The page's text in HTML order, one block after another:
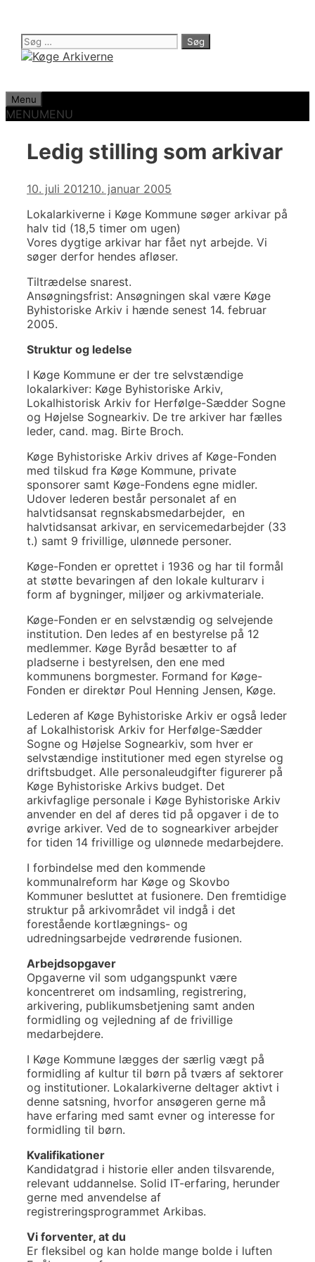
indhold
Søg
efter:
Menu
MENUMENU
Ledig stilling som arkivar
10. juli 201210. januar 2005
Lokalarkiverne i Køge Kommune søger arkivar på
halv tid (18,5 timer om ugen)
Vores dygtige arkivar har fået nyt arbejde. Vi
søger derfor hendes afløser.
Tiltrædelse snarest.
Ansøgningsfrist: Ansøgningen skal være Køge
Byhistoriske Arkiv i hænde senest 14. februar
2005.
Struktur og ledelse
I Køge Kommune er der tre selvstændige
lokalarkiver: Køge Byhistoriske Arkiv,
Lokalhistorisk Arkiv for Herfølge-Sædder Sogne
og Højelse Sognearkiv. De tre arkiver har fælles
leder, cand. mag. Birte Broch.
Køge Byhistoriske Arkiv drives af Køge-Fonden
med tilskud fra Køge Kommune, private
sponsorer samt Køge-Fondens egne midler.
Udover lederen består personalet af en
halvtidsansat regnskabsmedarbejder, en
halvtidsansat arkivar, en servicemedarbejder (33
t.) samt 9 frivillige, ulønnede personer.
Køge-Fonden er oprettet i 1936 og har til formål
at støtte bevaringen af den lokale kulturarv i
form af bygninger, miljøer og arkivmateriale.
Køge-Fonden er en selvstændig og selvejende
institution. Den ledes af en bestyrelse på 12
medlemmer. Køge Byråd besætter to af
pladserne i bestyrelsen, den ene med
kommunens borgmester. Formand for Køge-
Fonden er direktør Poul Henning Jensen, Køge.
Lederen af Køge Byhistoriske Arkiv er også leder
af Lokalhistorisk Arkiv for Herfølge-Sædder
Sogne og Højelse Sognearkiv, som hver er
selvstændige institutioner med egen styrelse og
driftsbudget. Alle personaleudgifter figurerer på
Køge Byhistoriske Arkivs budget. Det
arkivfaglige personale i Køge Byhistoriske Arkiv
anvender en del af deres tid på opgaver i de to
øvrige arkiver. Ved de to sognearkiver arbejder
for tiden 14 frivillige og ulønnede medarbejdere.
I forbindelse med den kommende
kommunalreform har Køge og Skovbo
Kommuner besluttet at fusionere. Den fremtidige
struktur på arkivområdet vil indgå i det
forestående kortlægnings- og
udredningsarbejde vedrørende fusionen.
Arbejdsopgaver
Opgaverne vil som udgangspunkt være
koncentreret om indsamling, registrering,
arkivering, publikumsbetjening samt anden
formidling og vejledning af de frivillige
medarbejdere.
I Køge Kommune lægges der særlig vægt på
formidling af kultur til børn på tværs af sektorer
og institutioner. Lokalarkiverne deltager aktivt i
denne satsning, hvorfor ansøgeren gerne må
have erfaring med samt evner og interesse for
formidling til børn.
Kvalifikationer
Kandidatgrad i historie eller anden tilsvarende,
relevant uddannelse. Solid IT-erfaring, herunder
gerne med anvendelse af
registreringsprogrammet Arkibas.
Vi forventer, at du
Er fleksibel og kan holde mange bolde i luften